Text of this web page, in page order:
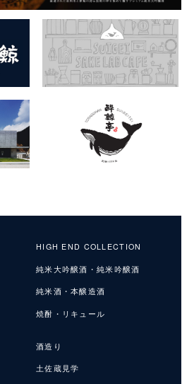
HIGH END COLLECTION
純米大吟醸酒・純米吟醸酒
純米酒・本醸造酒
焼酎・リキュール
酒造り
土佐蔵見学